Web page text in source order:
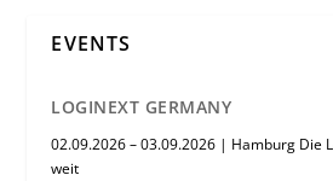
EVENTS
LOGINEXT GERMANY
02.09.2026 – 03.09.2026 | Hamburg Die
weit